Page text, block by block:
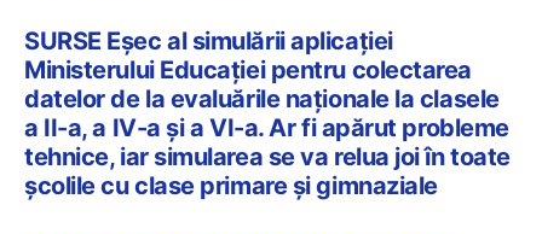
SURSE Eșec al simulării aplicației
Ministerului Educației pentru colectarea
datelor de la evaluările naționale la clasele
a II-a, a IV-a și a VI-a. Ar fi apărut probleme
tehnice, iar simularea se va relua joi în toate
școlile cu clase primare și gimnaziale